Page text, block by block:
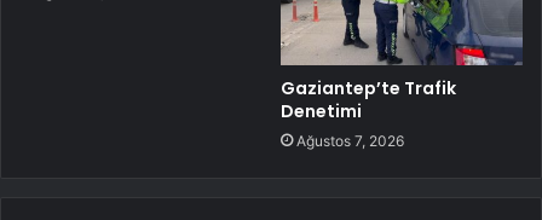
Gaziantep’te Trafik
Denetimi
Ağustos 7, 2026